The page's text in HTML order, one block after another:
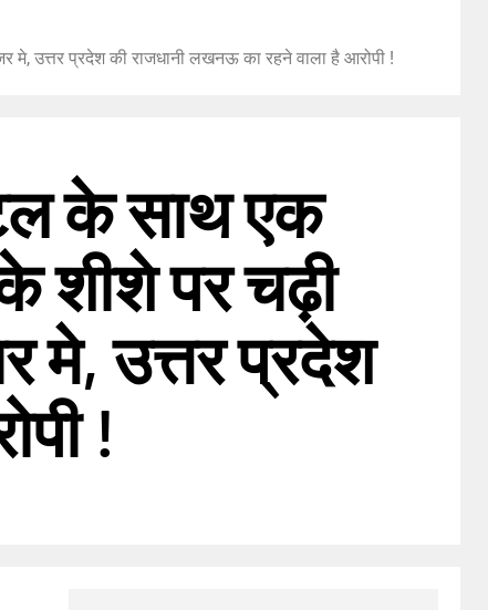
उत्तर प्रदेश की राजधानी लखनऊ का रहने वाला है आरोपी !
के साथ एक
शीशे पर चढ़ी
मे, उत्तर प्रदेश
!